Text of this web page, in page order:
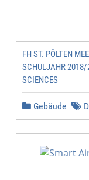
FH ST. PÖLTEN
SCHULJAHR 2018/
SCIENCES
Gebäude